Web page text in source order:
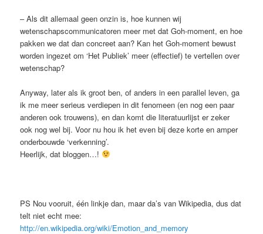
– Als dit allemaal geen onzin is, hoe kunnen wij
wetenschapscommunicatoren meer met dat Goh-moment, en hoe
pakken we dat dan concreet aan? Kan het Goh-moment bewust
worden ingezet om ‘Het Publiek’ meer (effectief) te vertellen over
wetenschap?
Anyway, later als ik groot ben, of anders in een parallel leven, ga
ik me meer serieus verdiepen in dit fenomeen (en nog een paar
anderen ook trouwens), en dan komt die literatuurlijst er zeker
ook nog wel bij. Voor nu hou ik het even bij deze korte en amper
onderbouwde ‘verkenning’.
Heerlijk, dat bloggen…!
PS Nou vooruit, één linkje dan, maar da’s van Wikipedia, dus dat
telt niet echt mee:
http://en.wikipedia.org/wiki/Emotion_and_memory